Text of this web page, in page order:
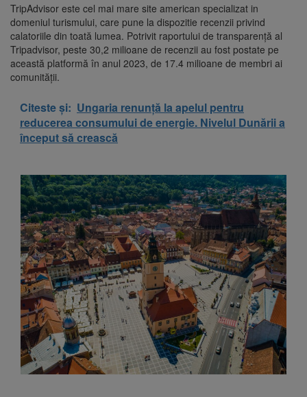
TripAdvisor este cel mai mare site american specializat in
domeniul turismului, care pune la dispozitie recenzii privind
calatoriile din toată lumea. Potrivit raportului de transparență al
Tripadvisor, peste 30,2 milioane de recenzii au fost postate pe
această platformă în anul 2023, de 17.4 milioane de membri ai
comunității.
Citeste și: Ungaria renunță la apelul pentru
reducerea consumului de energie. Nivelul Dunării a
început să crească